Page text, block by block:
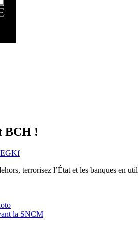
BCH !
terrorisez l’État et les banques en
la SNCM